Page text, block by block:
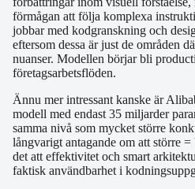
förmågan att följa komplexa
jobbar med kodgranskning och
eftersom dessa är just de områden
nuanser. Modellen börjar bli
företagsarbetsflöden.
Ännu mer intressant kanske är
modell med endast 35 miljarder
samma nivå som mycket större
långvarigt antagande om att större
det att effektivitet och smart
faktisk användbarhet i